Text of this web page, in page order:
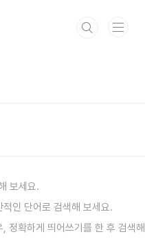
보세요.
인 단어로 검색해 보세요.
정확하게 띄어쓰기를 한 후 검색해